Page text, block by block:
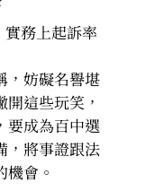
務上起訴率
，妨礙名譽堪
這些玩笑，
要成為百中選
，將事證跟法
會。